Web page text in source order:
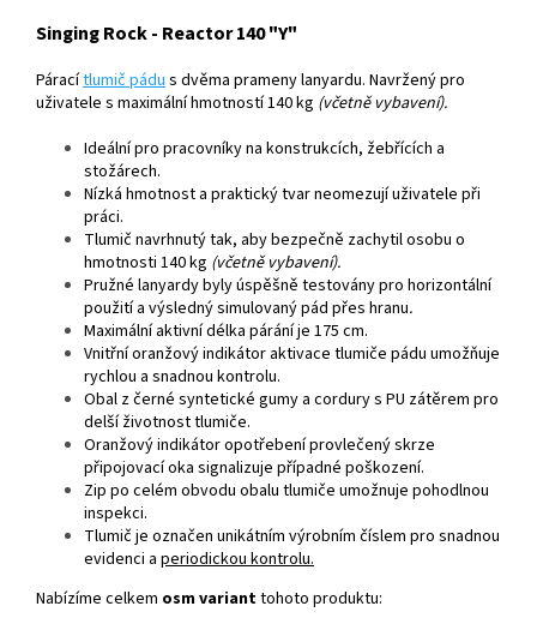
Singing Rock - Reactor 140 "Y"
Páracítlumič pádu s dvěma prameny lanyardu. Navržený pro
uživatele s maximální hmotností 140 kg (včetně vybavení).
Ideální pro pracovníky na konstrukcích, žebřících a
stožárech.
Nízká hmotnost a praktický tvar neomezují uživatele při
práci.
Tlumič navrhnutý tak, aby bezpečně zachytil osobu o
hmotnosti 140 kg (včetně vybavení).
Pružné lanyardy byly úspěšně testovány pro horizontální
použití a výsledný simulovaný pád přes hranu.
Maximální aktivní délka párání je 175 cm.
Vnitřní oranžový indikátor aktivace tlumiče pádu umožňuje
rychlou a snadnou kontrolu.
Obal z černé syntetické gumy a cordury s PU zátěrem pro
delší životnost tlumiče.
Oranžový indikátor opotřebení provlečený skrze
připojovací oka signalizuje případné poškození.
Zip po celém obvodu obalu tlumiče umožnuje pohodlnou
inspekci.
Tlumič je označen unikátním výrobním číslem pro snadnou
evidenci a periodickou kontrolu.
Nabízíme celkem osm varianttohoto produktu: